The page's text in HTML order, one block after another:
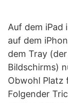
Auf dem iPad
auf dem
dem Tray
Bildschirms)
Obwohl Platz
Folgender